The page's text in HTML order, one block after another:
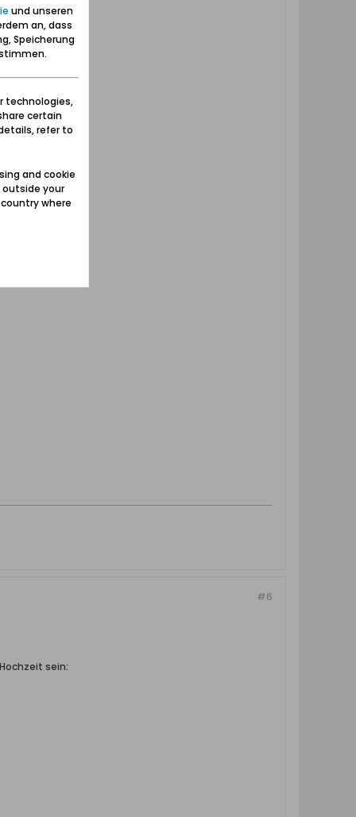
#6
sein:
und unseren
an, dass
Speicherung
technologies,
certain
refer to
and cookie
your
where